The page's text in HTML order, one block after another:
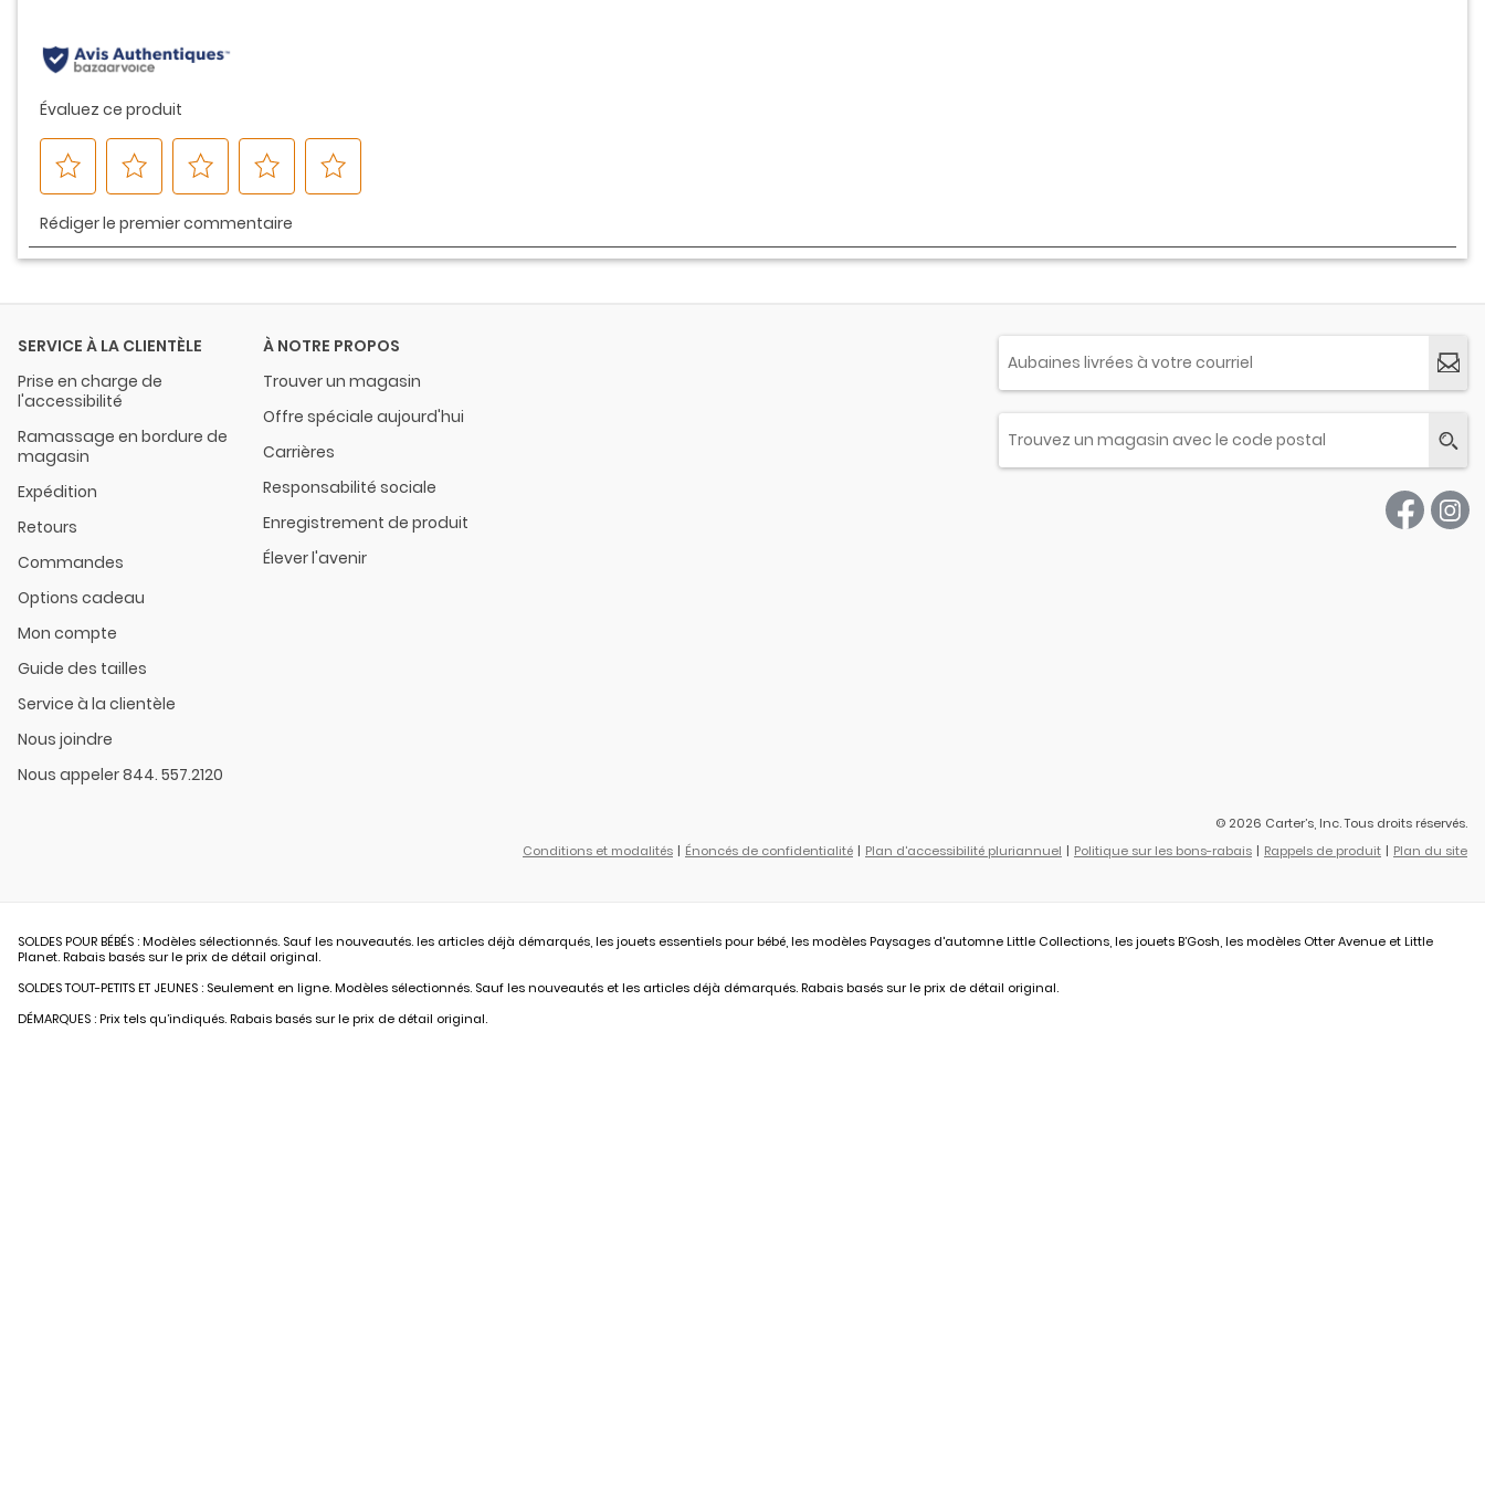
SERVICE À LA CLIENTÈLE
Prise en charge de
l'accessibilité
Ramassage en bordure de
magasin
Expédition
Retours
Commandes
Options cadeau
Mon compte
Guide des tailles
Service à la clientèle
Nous joindre
Nous appeler 844. 557.2120
À NOTRE PROPOS
Trouver un magasin
Offre spéciale aujourd'hui
Carrières
Responsabilité sociale
Enregistrement de produit
Élever l'avenir
© 2026 Carter’s, Inc. Tous droits réservés.
Conditions et modalités
Énoncés de confidentialité Plan d'accessibilité pluriannuel Politique sur les bons-rabais Rappels de produit Plan du site
SOLDES POUR BÉBÉS : Modèles sélectionnés. Sauf les nouveautés. les articles déjà démarqués, les jouets essentiels pour bébé, les modèles Paysages d'automne Little Collections, les jouets B’Gosh, les modèles Otter Avenue et Little
Planet. Rabais basés sur le prix de détail original.
SOLDES TOUT-PETITS ET JEUNES : Seulement en ligne. Modèles sélectionnés. Sauf les nouveautés et les articles déjà démarqués. Rabais basés sur le prix de détail original.
DÉMARQUES : Prix tels qu’indiqués. Rabais basés sur le prix de détail original.